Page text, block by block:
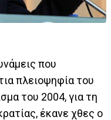
που
πλειοψηφία του
του 2004, για τη
έκανε χθες ο